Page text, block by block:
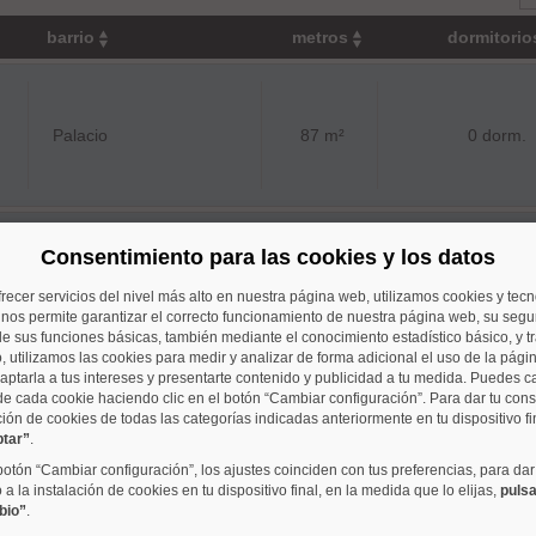
barrio metros
Palacio 87 m² 0 dorm.
rango de precios que se aproximan a su criterio de
Consentimiento para las cookies y los datos
servicios del nivel más alto en nuestra página web, utilizamos cookies y
permite garantizar el correcto funcionamiento de nuestra página web, su
sus funciones básicas, también mediante el conocimiento estadístico básico, y
utilizamos las cookies para medir y analizar de forma adicional el uso de la
a tus intereses y presentarte contenido y publicidad a tu medida. Puedes
cada cookie haciendo clic en el botón “Cambiar configuración”. Para dar tu
de cookies de todas las categorías indicadas anteriormente en tu dispositivo
.
“Cambiar configuración”, los ajustes coinciden con tus preferencias, para dar
a la instalación de cookies en tu dispositivo final, en la medida que lo elijas,
.